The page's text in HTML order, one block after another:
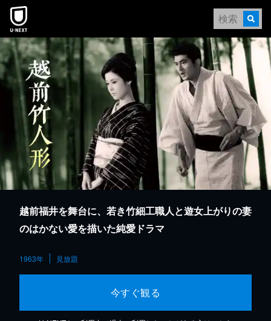
本文へスキップ
越前福井を舞台に、若き竹細工職人と遊女上がりの妻
のはかない愛を描いた純愛ドラマ
1963年 見放題
今すぐ観る